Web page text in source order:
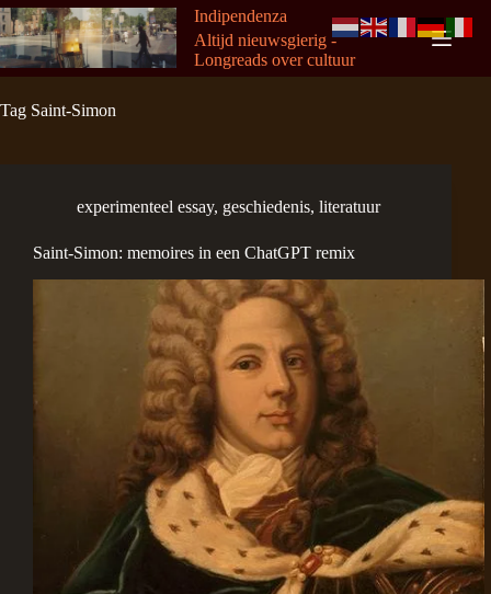
Ga
naar
de
inhoud
Indipendenza
Altijd nieuwsgierig -
Longreads over cultuur
Tag Saint-Simon
experimenteel essay, geschiedenis, literatuur
Saint-Simon: memoires in een ChatGPT remix